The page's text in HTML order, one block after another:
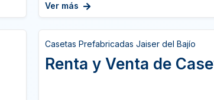
Ver más
Casetas Prefabricadas Jaiser del Bajío
Renta y Venta de